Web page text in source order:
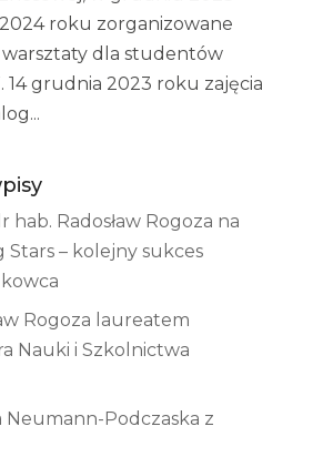
roku zorganizowane
warsztaty dla studentów
14 grudnia 2023 roku zajęcia
hab. Radosław Rogoza na
Stars – kolejny sukces
Rogoza laureatem
Nauki i Szkolnictwa
Neumann-Podczaska z